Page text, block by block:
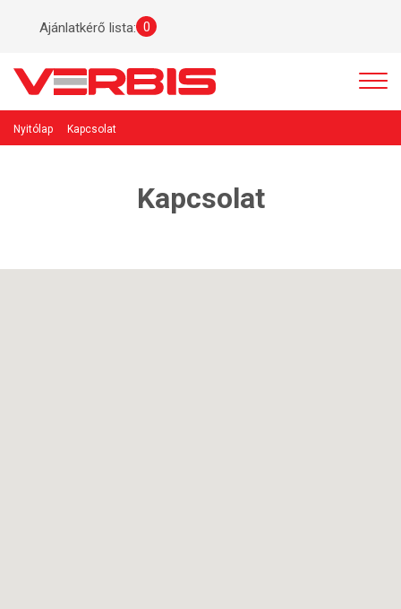
Ajánlatkérő lista: 0
Nyitólap Kapcsolat
Kapcsolat